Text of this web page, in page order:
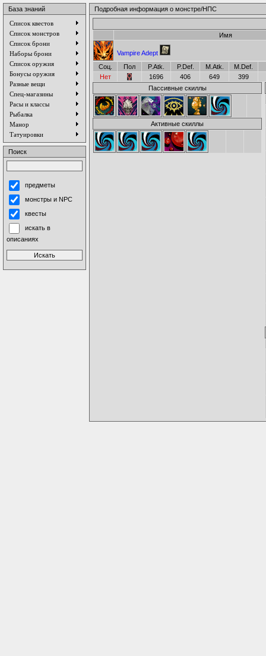
База знаний
Список квестов
Список монстров
Список брони
Наборы брони
Список оружия
Бонусы оружия
Разные вещи
Спец-магазины
Расы и классы
Рыбалка
Манор
Татуировки
Поиск
предметы
монстры и NPC
квесты
искать в
описаниях
Подробная информация о монстре/НПС
Имя
Vampire Adept
Соц.
Пол P.Atk. P.Def. M.Atk.
M.Def.
Нет
1696 406 649
399
Пассивные скиллы
Активные скиллы